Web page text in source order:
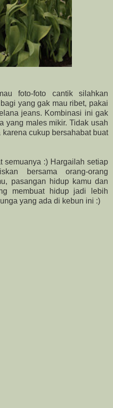
foto-foto cantik silahkan
yang gak mau ribet, pakai
jeans. Kombinasi ini gak
yang males mikir. Tidak usah
cukup bersahabat buat
semuanya :) Hargailah setiap
bersama orang-orang
pasangan hidup kamu dan
membuat hidup jadi lebih
yang ada di kebun ini :)